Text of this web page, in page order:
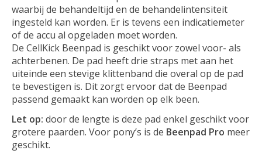
waarbij de behandeltijd en de behandelintensiteit
ingesteld kan worden. Er is tevens een indicatiemeter
of de accu al opgeladen moet worden.
De CellKick Beenpad is geschikt voor zowel voor- als
achterbenen. De pad heeft drie straps met aan het
uiteinde een stevige klittenband die overal op de pad
te bevestigen is. Dit zorgt ervoor dat de Beenpad
passend gemaakt kan worden op elk been.
Let op: door de lengte is deze pad enkel geschikt voor
grotere paarden. Voor pony’s is de Beenpad Pro meer
geschikt.